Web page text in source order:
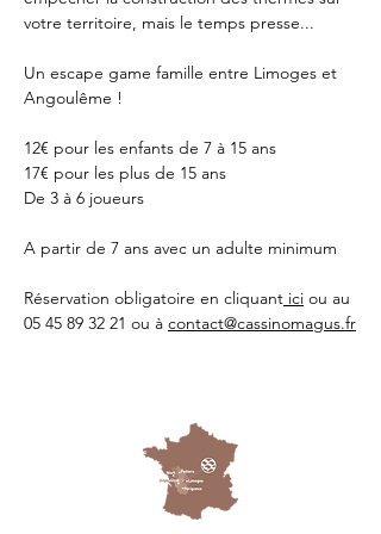
votre territoire, mais le temps presse...
Un escape game famille entre Limoges et
Angoulême !
12€ pour les enfants de 7 à 15 ans
17€ pour les plus de 15 ans
De 3 à 6 joueurs
A partir de 7 ans avec un adulte minimum
Réservation obligatoire en cliquant ici ou au
05 45 89 32 21 ou à contact@cassinomagus.fr